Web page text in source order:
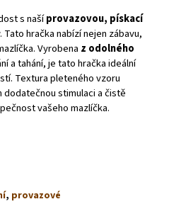
s našíprovazovou, pískací
hračka nabízí nejen zábavu,
Vyrobena z odolného
a tahání, je tato hračka ideální
Textura pleteného vzoru
stimulaci a čistě
vašeho mazlíčka.
, provazové